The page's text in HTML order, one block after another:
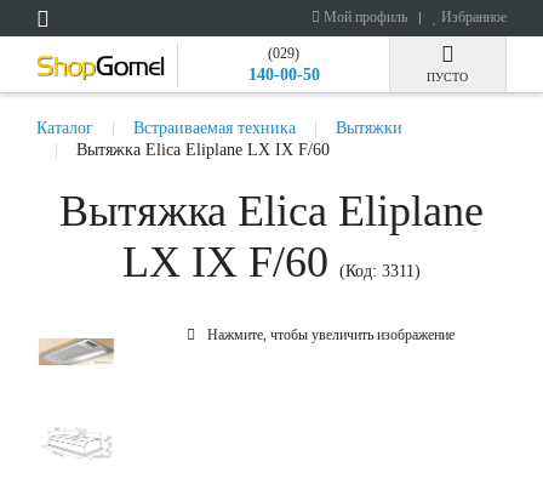
Мой профиль Избранное
(029)
140-00-50 ПУСТО
Каталог Встраиваемая техника
Вытяжки
Вытяжка Elica Eliplane LX IX F/60
Вытяжка Elica Eliplane
LX IX F/60
(Код: 3311)
Нажмите, чтобы увеличить изображение